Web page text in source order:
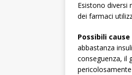
Esistono diversi
dei farmaci
Possibili
abbastanza
conseguenza, il